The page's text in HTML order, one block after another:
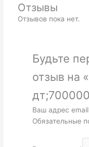
Отзывы
Отзывов пока нет.
Будьте
отзыв на
Ваш адрес
Обязательные